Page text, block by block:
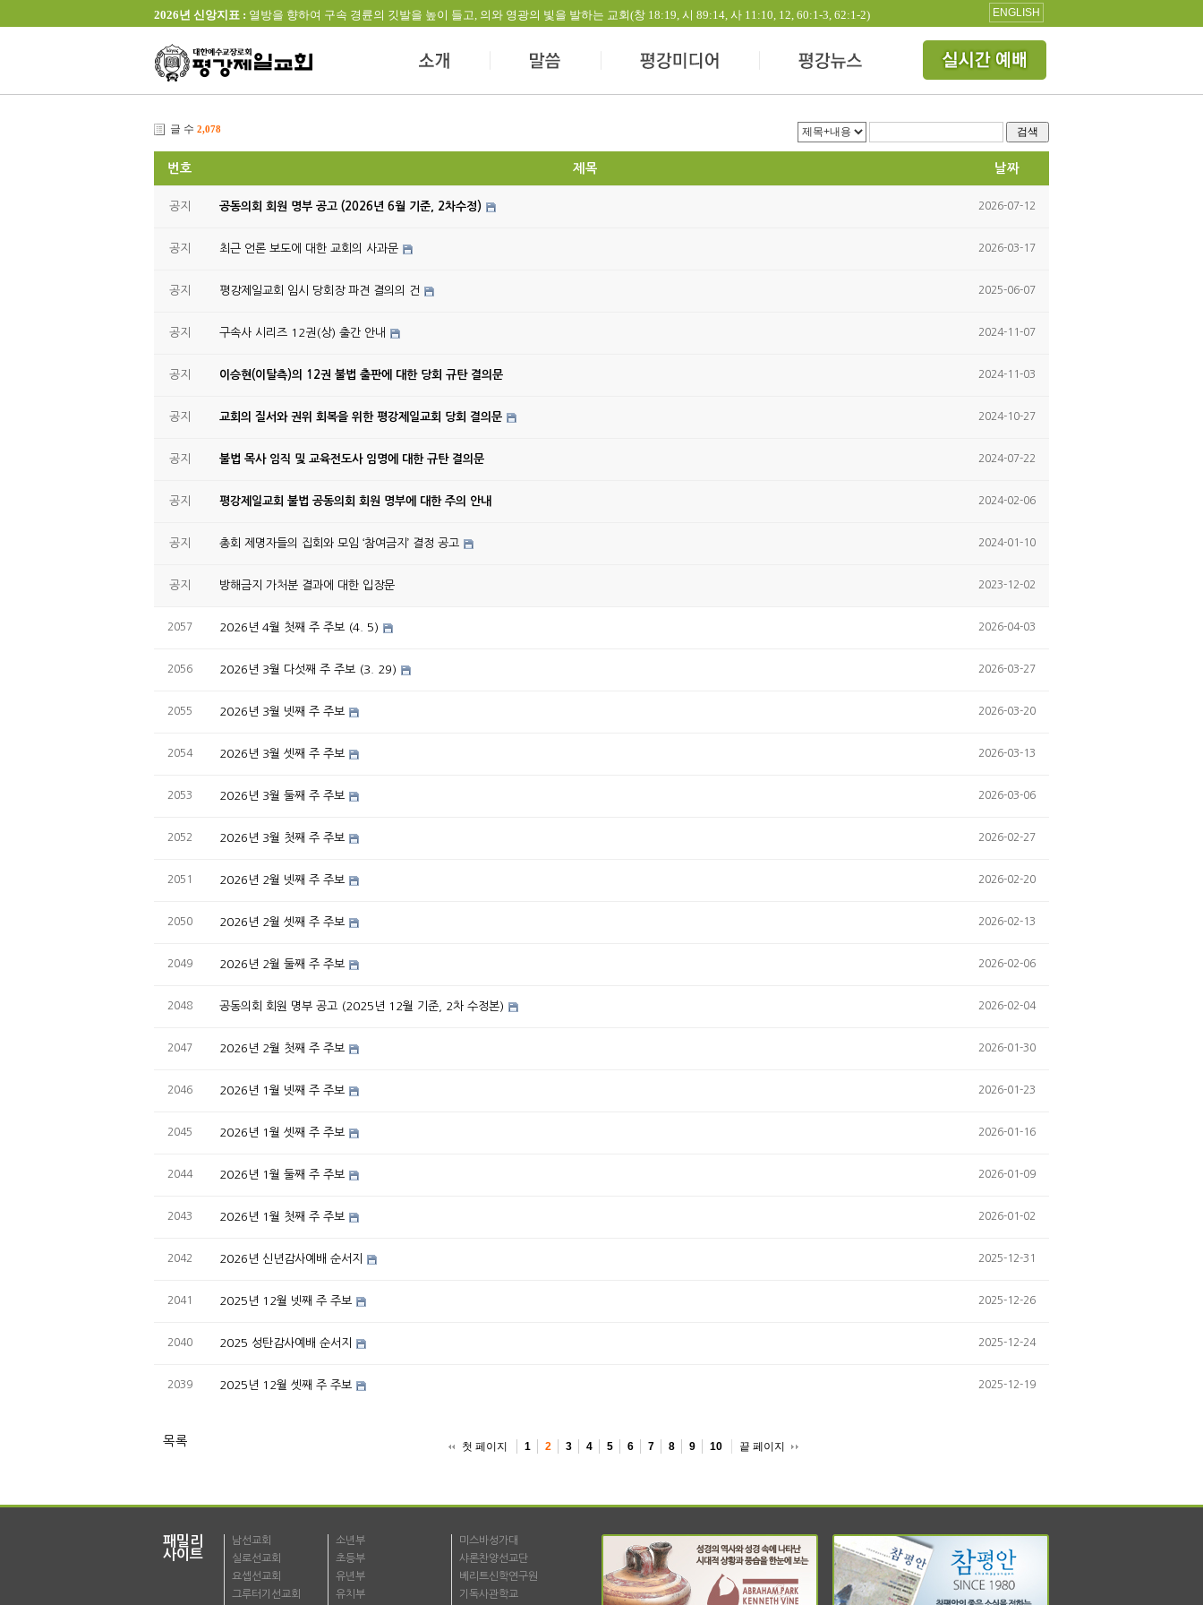
2026년 신앙지표 : 열방을 향하여 구속 경륜의 깃발을 높이 들고, 의와 영광의 빛을 발하는 교회(창 18:19, 시 89:14, 사 11:10, 12, 60:1-3, 62:1-2) ENGLISH
글 수 2,078 검색
번호 제목 날짜
공지 공동의회 회원 명부 공고 (2026년 6월 기준, 2차수정) 2026-07-12
공지 최근 언론 보도에 대한 교회의 사과문 2026-03-17
공지 평강제일교회 임시 당회장 파견 결의의 건 2025-06-07
공지 구속사 시리즈 12권(상) 출간 안내 2024-11-07
공지 이승현(이탈측)의 12권 불법 출판에 대한 당회 규탄 결의문 2024-11-03
공지 교회의 질서와 권위 회복을 위한 평강제일교회 당회 결의문 2024-10-27
공지 불법 목사 임직 및 교육전도사 임명에 대한 규탄 결의문 2024-07-22
공지 평강제일교회 불법 공동의회 회원 명부에 대한 주의 안내 2024-02-06
공지 총회 제명자들의 집회와 모임 ‘참여금지’ 결정 공고 2024-01-10
공지 방해금지 가처분 결과에 대한 입장문 2023-12-02
2057 2026년 4월 첫째 주 주보 (4. 5) 2026-04-03
2056 2026년 3월 다섯째 주 주보 (3. 29) 2026-03-27
2055 2026년 3월 넷째 주 주보 2026-03-20
2054 2026년 3월 셋째 주 주보 2026-03-13
2053 2026년 3월 둘째 주 주보 2026-03-06
2052 2026년 3월 첫째 주 주보 2026-02-27
2051 2026년 2월 넷째 주 주보 2026-02-20
2050 2026년 2월 셋째 주 주보 2026-02-13
2049 2026년 2월 둘째 주 주보 2026-02-06
2048 공동의회 회원 명부 공고 (2025년 12월 기준, 2차 수정본) 2026-02-04
2047 2026년 2월 첫째 주 주보 2026-01-30
2046 2026년 1월 넷째 주 주보 2026-01-23
2045 2026년 1월 셋째 주 주보 2026-01-16
2044 2026년 1월 둘째 주 주보 2026-01-09
2043 2026년 1월 첫째 주 주보 2026-01-02
2042 2026년 신년감사예배 순서지 2025-12-31
2041 2025년 12월 넷째 주 주보 2025-12-26
2040 2025 성탄감사예배 순서지 2025-12-24
2039 2025년 12월 셋째 주 주보 2025-12-19
목록 첫 페이지 1 2 3 4 5 6 7 8 9 10 끝 페이지
패밀리
사이트
남선교회
실로선교회
요셉선교회
그루터기선교회
소년부
초등부
유년부
유치부
미스바성가대
샤론찬양선교단
베리트신학연구원
기독사관학교